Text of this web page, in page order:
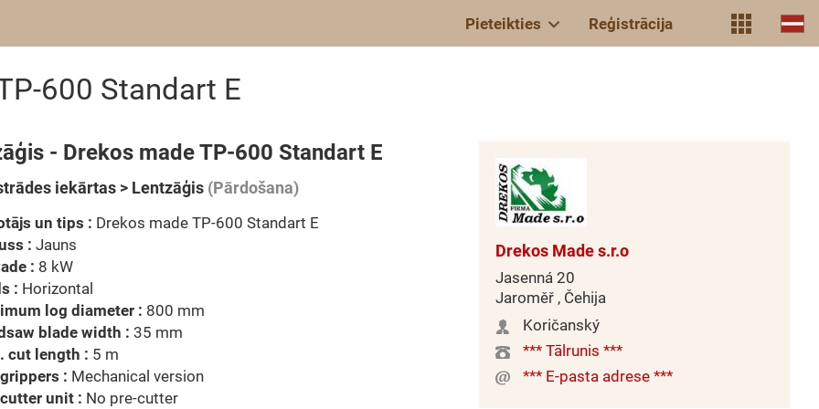
Pieteikties Reģistrācija
600 Standart E
- Drekos made TP-600 Standart E
iekārtas > Lentzāģis (Pārdošana)
un tips : Drekos made TP-600 Standart E
: Jauns
: 8 kW
: Horizontal
log diameter : 800 mm
blade width : 35 mm
cut length : 5 m
: Mechanical version
unit : No pre-cutter
Drekos Made s.r.o
Jasenná 20
Jaroměř , Čehija
Koričanský
*** Tālrunis ***
*** E-pasta adrese ***